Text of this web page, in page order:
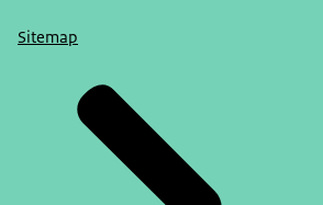
Sitemap